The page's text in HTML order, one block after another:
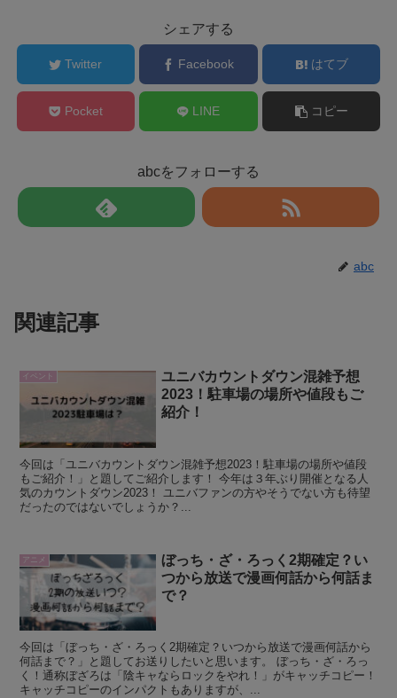
シェアする
Twitter Facebook はてブ
Pocket LINE コピー
abcをフォローする
abc
関連記事
イベント
ユニバカウントダウン混雑予想
2023！駐車場の場所や値段もご
紹介！
今回は「ユニバカウントダウン混雑予想2023！駐車場の場所や値段
もご紹介！」と題してご紹介します！ 今年は３年ぶり開催となる人
気のカウントダウン2023！ ユニバファンの方やそうでない方も待望
だったのではないでしょうか？...
アニメ
ぼっち・ざ・ろっく2期確定？い
つから放送で漫画何話から何話ま
で？
今回は「ぼっち・ざ・ろっく2期確定？いつから放送で漫画何話から
何話まで？」と題してお送りしたいと思います。 ぼっち・ざ・ろっ
く！通称ぼざろは「陰キャならロックをやれ！」がキャッチコピー！
キャッチコピーのインパクトもありますが、...